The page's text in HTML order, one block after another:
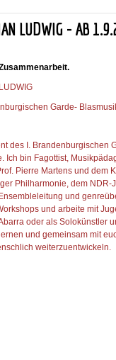
LUDWIG - AB
Garde-
des I. Brandenburgischen
Ich bin Fagottist,
Pierre Martens und dem
Philharmonie, dem
und
und arbeite mit
oder als Solokünstler
und gemeinsam mit
weiterzuentwickeln.